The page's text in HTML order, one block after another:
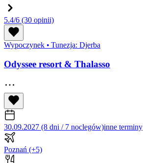
5.4/6 (30 opinii)
Wypoczynek • Tunezja: Djerba
Odyssee resort & Thalasso
30.09.2027 (8 dni / 7 noclegów)inne terminy
Poznań (+5)